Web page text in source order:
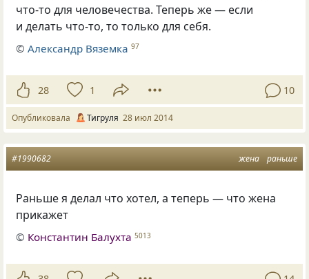
что-то для человечества. Теперь же — если
и делать что-то, то только для себя.
©Александр Вяземка 97
28 1 10
Опубликовала Тигруля 28 июл 2014
жена раньше
#1990682
Раньше я делал что хотел, а теперь — что жена
прикажет
© Константин Балухта 5013